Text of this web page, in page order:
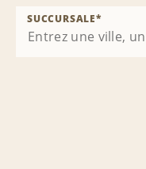
SUCCURSALE*